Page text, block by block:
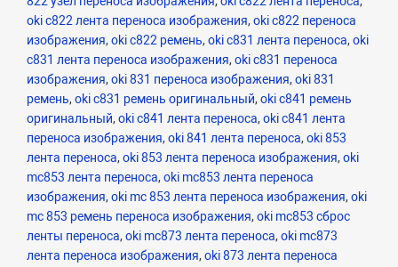
oki c822 лента переноса изображения, oki c822 переноса
изображения, oki c822 ремень, oki c831 лента переноса, oki
c831 лента переноса изображения, oki c831 переноса
изображения, oki 831 переноса изображения, oki 831
ремень, oki c831 ремень оригинальный, oki c841 ремень
оригинальный, oki c841 лента переноса, oki c841 лента
переноса изображения, oki 841 лента переноса, oki 853
лента переноса, oki 853 лента переноса изображения, oki
mc853 лента переноса, oki mc853 лента переноса
изображения, oki mc 853 лента переноса изображения, oki
mc 853 ремень переноса изображения, oki mc853 сброс
ленты переноса, oki mc873 лента переноса, oki mc873
лента переноса изображения, oki 873 лента переноса